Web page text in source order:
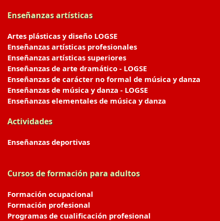
Enseñanzas artísticas
Artes plásticas y diseño LOGSE
Enseñanzas artísticas profesionales
Enseñanzas artísticas superiores
Enseñanzas de arte dramático - LOGSE
Enseñanzas de carácter no formal de música y danza
Enseñanzas de música y danza - LOGSE
Enseñanzas elementales de música y danza
Actividades
Enseñanzas deportivas
Cursos de formación para adultos
Formación ocupacional
Formación profesional
Programas de cualificación profesional